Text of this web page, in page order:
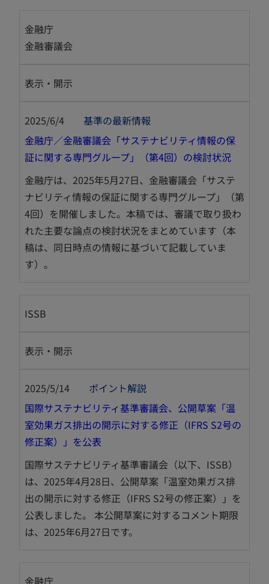
金融庁
金融審議会
表示・開示
2025/6/4
基準の最新情報
金融庁／金融審議会「サステナビリティ情報の保
証に関する専門グループ」（第4回）の検討状況新
し
い
タ
ブ
金融庁は、2025年5月27日、金融審議会「サステ
ナビリティ情報の保証に関する専門グループ」（第
4回）を開催しました。本稿では、審議で取り扱わ
れた主要な論点の検討状況をまとめています（本
稿は、同日時点の情報に基づいて記載していま
す）。
ISSB
表示・開示
2025/5/14
ポイント解説
国際サステナビリティ基準審議会、公開草案「温
室効果ガス排出の開示に対する修正（IFRS S2号の
修正案）」を公表
し
い
タ
ブ
で
国際サステナビリティ基準審議会（以下、ISSB）
は、2025年4月28日、公開草案「温室効果ガス排
出の開示に対する修正（IFRS S2号の修正案）」を
公表しました。 本公開草案に対するコメント期限
は、2025年6月27日です。